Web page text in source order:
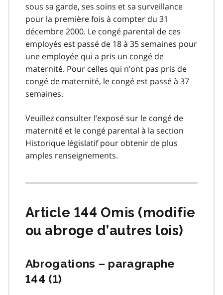
sous sa garde, ses soins et sa surveillance
pour la première fois à compter du 31
décembre 2000. Le congé parental de ces
employés est passé de 18 à 35 semaines pour
une employée qui a pris un congé de
maternité. Pour celles qui n’ont pas pris de
congé de maternité, le congé est passé à 37
semaines.
Veuillez consulter l’exposé sur le congé de
maternité et le congé parental à la section
Historique législatif pour obtenir de plus
amples renseignements.
Article 144 Omis (modifie
ou abroge d’autres lois)
Abrogations – paragraphe
144 (1)